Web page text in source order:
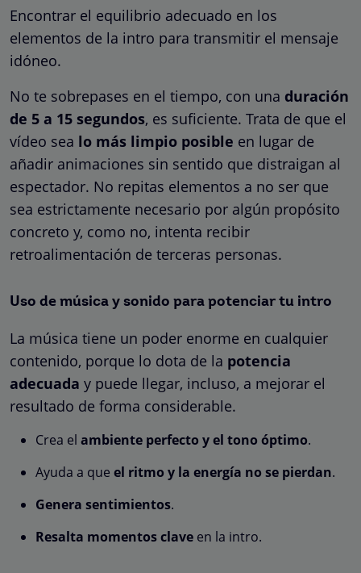
Encontrar el equilibrio adecuado en los
elementos de la intro para transmitir el mensaje
idóneo.
No te sobrepases en el tiempo, con una duración
de 5 a 15 segundos, es suficiente. Trata de que el
vídeo sea lo más limpio posible en lugar de
añadir animaciones sin sentido que distraigan al
espectador. No repitas elementos a no ser que
sea estrictamente necesario por algún propósito
concreto y, como no, intenta recibir
retroalimentación de terceras personas.
Uso de música y sonido para potenciar tu intro
La música tiene un poder enorme en cualquier
contenido, porque lo dota de la potencia
adecuada y puede llegar, incluso, a mejorar el
resultado de forma considerable.
Crea el ambiente perfecto y el tono óptimo.
Ayuda a que el ritmo y la energía no se pierdan.
Genera sentimientos.
Resalta momentos clave en la intro.